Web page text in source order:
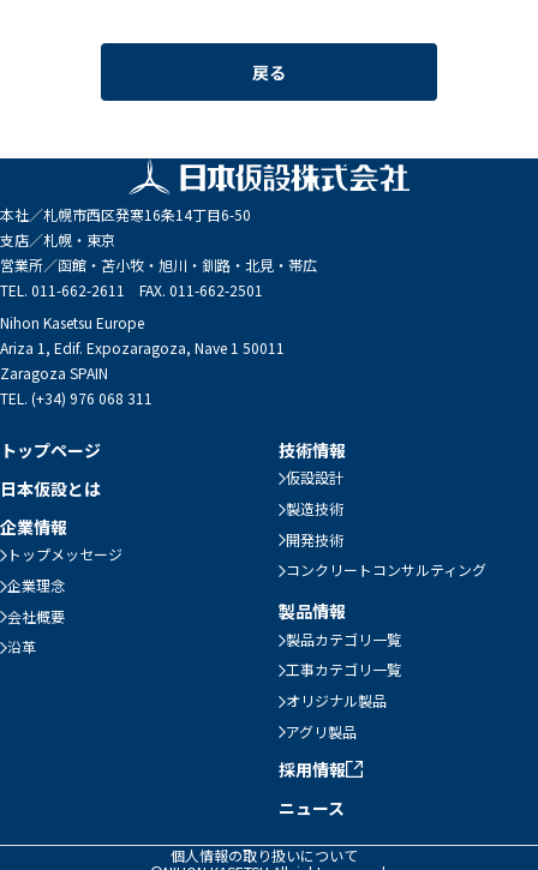
戻る
本社／札幌市西区発寒16条14丁目6-50
支店／札幌・東京
営業所／函館・苫小牧・旭川・釧路・北見・帯広
TEL. 011-662-2611 FAX. 011-662-2501
Nihon Kasetsu Europe
Ariza 1, Edif. Expozaragoza, Nave 1 50011
Zaragoza SPAIN
TEL. (+34) 976 068 311
トップページ
日本仮設とは
企業情報
トップメッセージ
企業理念
会社概要
沿革
技術情報
仮設設計
製造技術
開発技術
コンクリートコンサルティング
製品情報
製品カテゴリ一覧
工事カテゴリ一覧
オリジナル製品
アグリ製品
採用情報
ニュース
個人情報の取り扱いについて